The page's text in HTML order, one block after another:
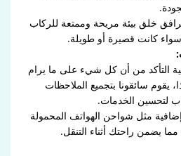
خلق بيئة مريحة وممتعة للركاب
كانت قصيرة أو طويلة.
التأكد من أن كل شيء على ما يرام
يقوم سائقونا بتجميع الملاحظات
لتحسين الخدمات.
مثل شواحن الهواتف المحمولة
يضمن راحتك أثناء التنقل.